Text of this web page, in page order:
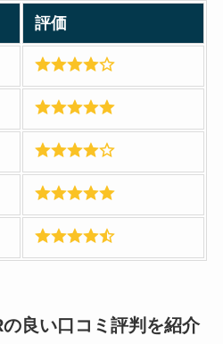
評価
良い口コミ評判を紹介